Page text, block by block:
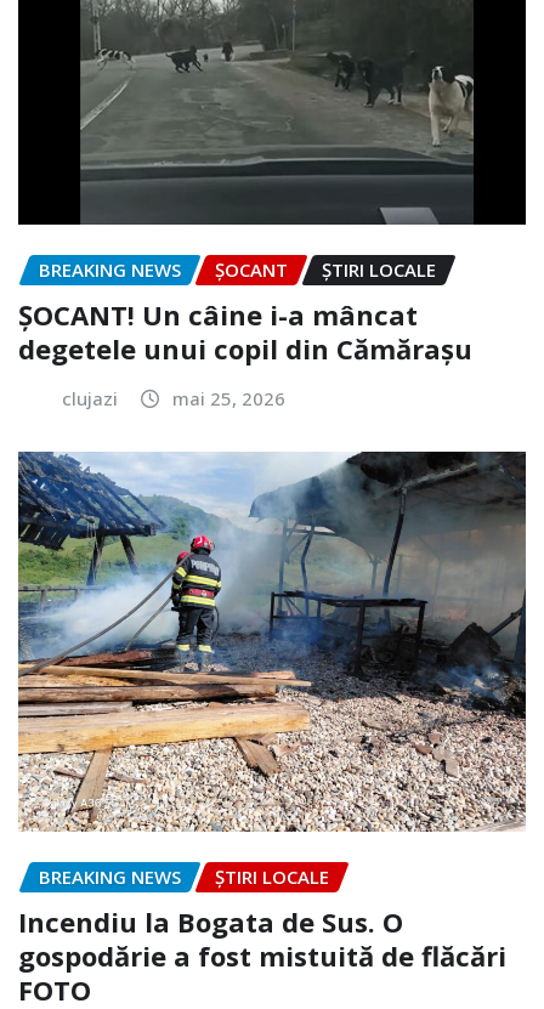
BREAKING NEWS ȘOCANT ȘTIRI LOCALE
ȘOCANT! Un câine i-a mâncat
degetele unui copil din Cămărașu
clujazi mai 25, 2026
BREAKING NEWS ȘTIRI LOCALE
Incendiu la Bogata de Sus. O
gospodărie a fost mistuită de flăcări
FOTO